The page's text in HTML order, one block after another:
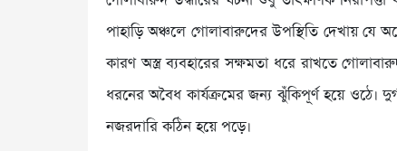
পাহাড়ি অঞ্চলে গোলাবারুদের উপস্থিতি দেখায় যে
কারণ অস্ত্র ব্যবহারের সক্ষমতা ধরে রাখতে
ধরনের অবৈধ কার্যক্রমের জন্য ঝুঁকিপূর্ণ হয়ে ওঠে।
নজরদারি কঠিন হয়ে পড়ে।